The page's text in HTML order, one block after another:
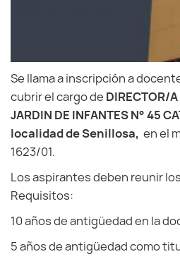
Se llama a inscripción a
cubrir el cargo de DIRECTOR/
JARDIN DE INFANTESN° 45
localidad de Senillosa, en el
1623/01.
Los aspirantes deben reunir
Requisitos:
10 años de antigüedad en la
5 años de antigüedad como